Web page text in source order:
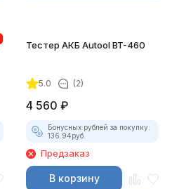
Тестер АКБ Autool BT-460
5.0 (2)
4 560 ₽
Бонусных рублей за покупку:
136.94руб.
Предзаказ
В корзину